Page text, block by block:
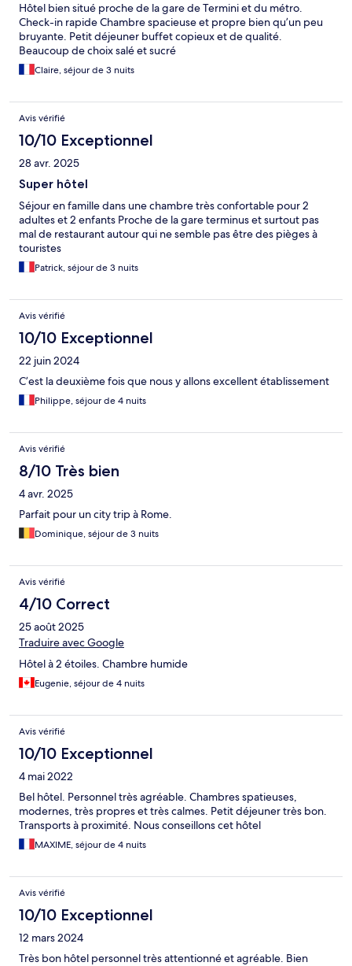
Hôtel bien situé proche de la gare de Termini et du métro.
Check-in rapide Chambre spacieuse et propre bien qu’un peu
bruyante. Petit déjeuner buffet copieux et de qualité.
Beaucoup de choix salé et sucré
Claire, séjour de 3 nuits
Avis vérifié
10/10 Exceptionnel
28 avr. 2025
Super hôtel
Séjour en famille dans une chambre très confortable pour 2
adultes et 2 enfants Proche de la gare terminus et surtout pas
mal de restaurant autour qui ne semble pas être des pièges à
touristes
Patrick, séjour de 3 nuits
Avis vérifié
10/10 Exceptionnel
22 juin 2024
C’est la deuxième fois que nous y allons excellent établissement
Philippe, séjour de 4 nuits
Avis vérifié
8/10 Très bien
4 avr. 2025
Parfait pour un city trip à Rome.
Dominique, séjour de 3 nuits
Avis vérifié
4/10 Correct
25 août 2025
Traduire avec Google
Hôtel à 2 étoiles. Chambre humide
Eugenie, séjour de 4 nuits
Avis vérifié
10/10 Exceptionnel
4 mai 2022
Bel hôtel. Personnel très agréable. Chambres spatieuses,
modernes, très propres et très calmes. Petit déjeuner très bon.
Transports à proximité. Nous conseillons cet hôtel
MAXIME, séjour de 4 nuits
Avis vérifié
10/10 Exceptionnel
12 mars 2024
Très bon hôtel personnel très attentionné et agréable. Bien